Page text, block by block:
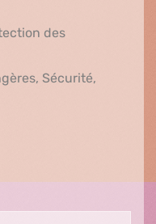
des
publique, Protection
Sécurité,
Affaires